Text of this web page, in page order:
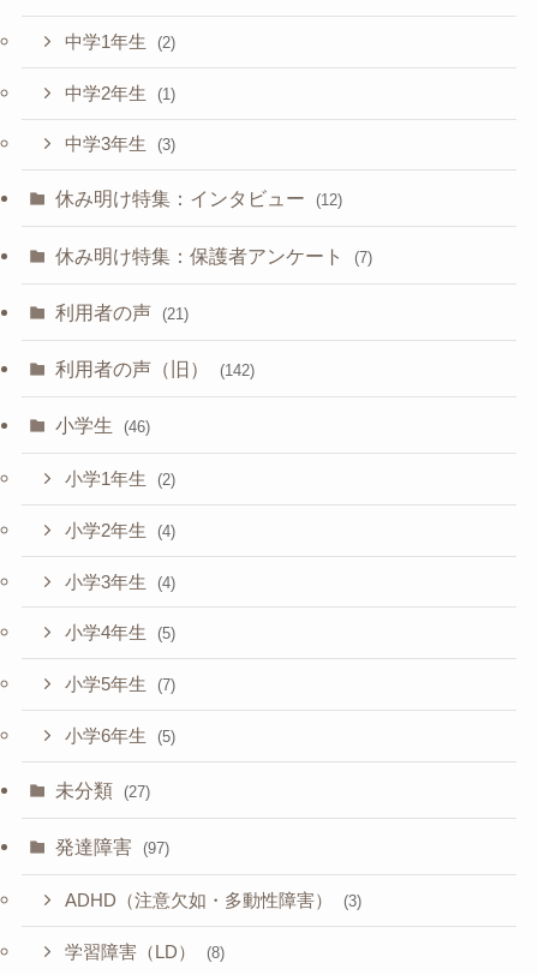
中学1年生 (2)
中学2年生 (1)
中学3年生 (3)
休み明け特集：インタビュー (12)
休み明け特集：保護者アンケート (7)
利用者の声 (21)
利用者の声（旧） (142)
小学生 (46)
小学1年生 (2)
小学2年生 (4)
小学3年生 (4)
小学4年生 (5)
小学5年生 (7)
小学6年生 (5)
未分類 (27)
発達障害 (97)
ADHD（注意欠如・多動性障害） (3)
学習障害（LD） (8)